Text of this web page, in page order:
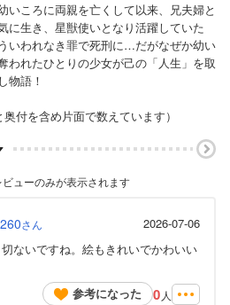
いころに両親を亡くして以来、兄夫婦と
に生き、星獣使いとなり活躍していた
いわれなき罪で死刑に…だがなぜか幼い
われたひとりの少女が己の「人生」を取
物語！
付を含め片面で数えています）
ューのみが表示されます
さん
2026-07-06
ないですね。絵もきれいでかわいい
参考になった
0 人